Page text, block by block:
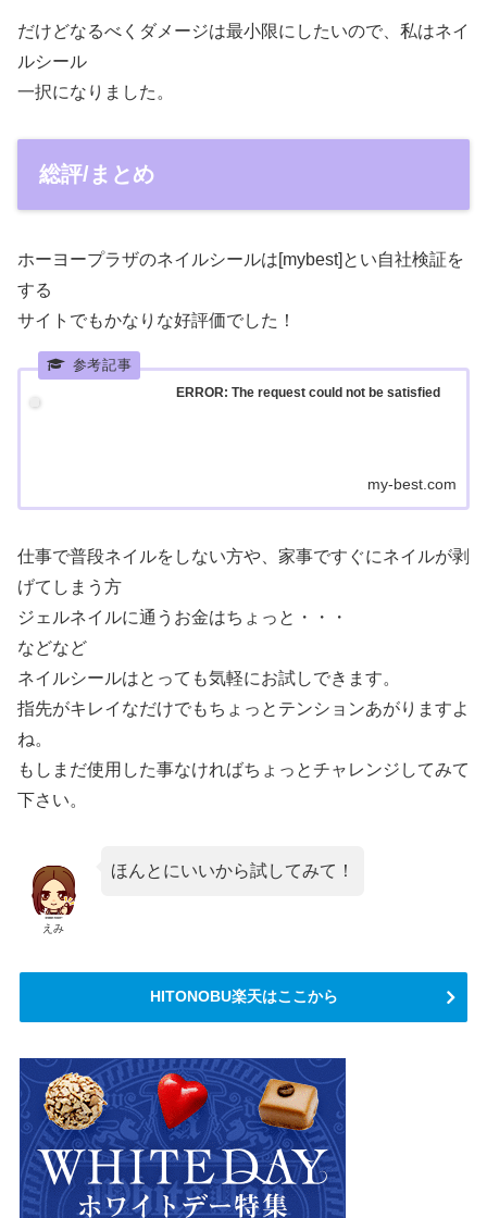
だけどなるべくダメージは最小限にしたいので、私はネイ
ルシール
一択になりました。
総評/まとめ
ホーヨープラザのネイルシールは[mybest]とい自社検証を
する
サイトでもかなりな好評価でした！
ERROR: The request could not be satisfied
my-best.com
仕事で普段ネイルをしない方や、家事ですぐにネイルが剥
げてしまう方
ジェルネイルに通うお金はちょっと・・・
などなど
ネイルシールはとっても気軽にお試しできます。
指先がキレイなだけでもちょっとテンションあがりますよ
ね。
もしまだ使用した事なければちょっとチャレンジしてみて
下さい。
えみ
ほんとにいいから試してみて！
HITONOBU楽天はここから